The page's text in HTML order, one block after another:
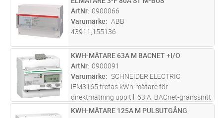
klocka. LON kommunikation med utökade
mätvärden (U, I, P …). 1 digital i
ST Lägg i kundvagn
ArtNr 0900066
Varumärke
ABB
43911,155136
ST Lägg i kundvagn
KWH-MÄTARE 63A M BACNET +I/O
ArtNr 0900091
Varumärke
SCHNEIDER ELECTRIC
iEM3165 trefas kWh-mätare för
direktmätning upp till 63 A. BACnet-gränssnitt
med kommunikation av utökade mätvärden
ST Lägg i kundvagn
KWH-MÄTARE 125A M PULSUTGÅNG